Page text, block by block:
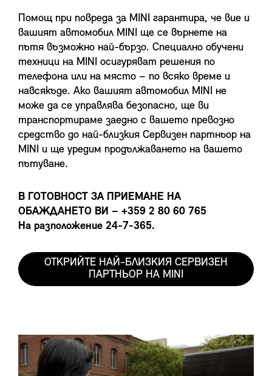
Помощ при повреда за MINI гарантира, че вие и
вашият автомобил MINI ще се върнете на
пътя възможно най-бързо. Специално обучени
техници на MINI осигуряват решения по
телефона или на място – по всяко време и
навсякъде. Ако вашият автомобил MINI не
може да се управлява безопасно, ще ви
транспортираме заедно с вашето превозно
средство до най-близкия Сервизен партньор на
MINI и ще уредим продължаването на вашето
пътуване.
В ГОТОВНОСТ ЗА ПРИЕМАНЕ НА
ОБАЖДАНЕТО ВИ – +359 2 80 60 765
На разположение 24-7-365.
ОТКРИЙТЕ НАЙ-БЛИЗКИЯ СЕРВИЗЕН
ПАРТНЬОР НА MINI